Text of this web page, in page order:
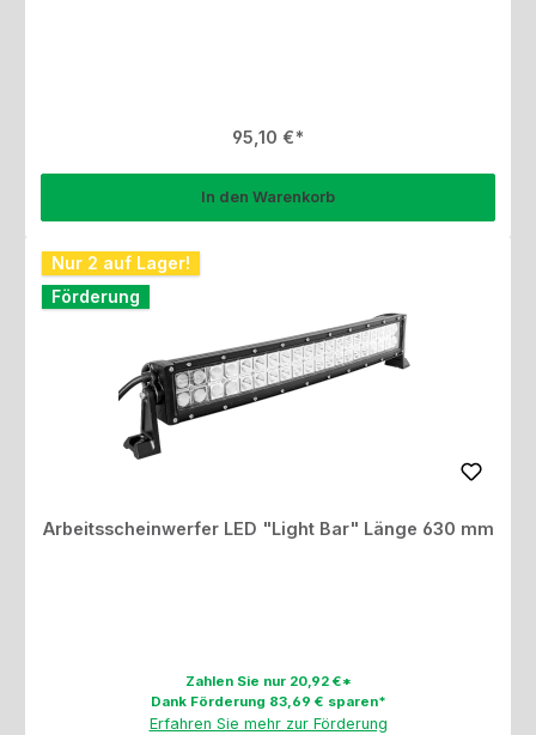
Regulärer Preis:
95,10 €
In den Warenkorb
Nur 2 auf Lager!
Förderung
Arbeitsscheinwerfer LED "Light Bar" Länge 630 mm
Zahlen Sie nur 20,92 €*
Dank Förderung 83,69 € sparen*
Erfahren Sie mehr zur Förderung